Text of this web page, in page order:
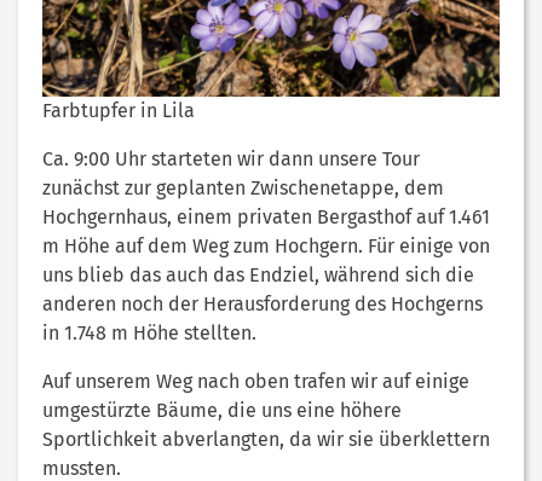
Farbtupfer in Lila
Ca. 9:00 Uhr starteten wir dann unsere Tour
zunächst zur geplanten Zwischenetappe, dem
Hochgernhaus, einem privaten Bergasthof auf 1.461
m Höhe auf dem Weg zum Hochgern. Für einige von
uns blieb das auch das Endziel, während sich die
anderen noch der Herausforderung des Hochgerns
in 1.748 m Höhe stellten.
Auf unserem Weg nach oben trafen wir auf einige
umgestürzte Bäume, die uns eine höhere
Sportlichkeit abverlangten, da wir sie überklettern
mussten.